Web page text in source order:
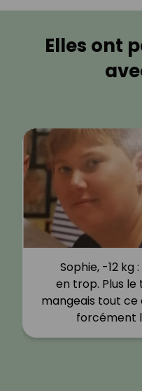
Elles ont
Sophie, -12 kg
en trop. Plus le
mangeais tout ce
forcément